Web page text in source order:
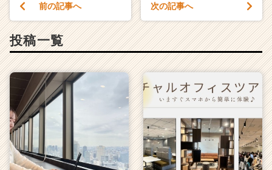
前の記事へ 次の記事へ
投稿一覧